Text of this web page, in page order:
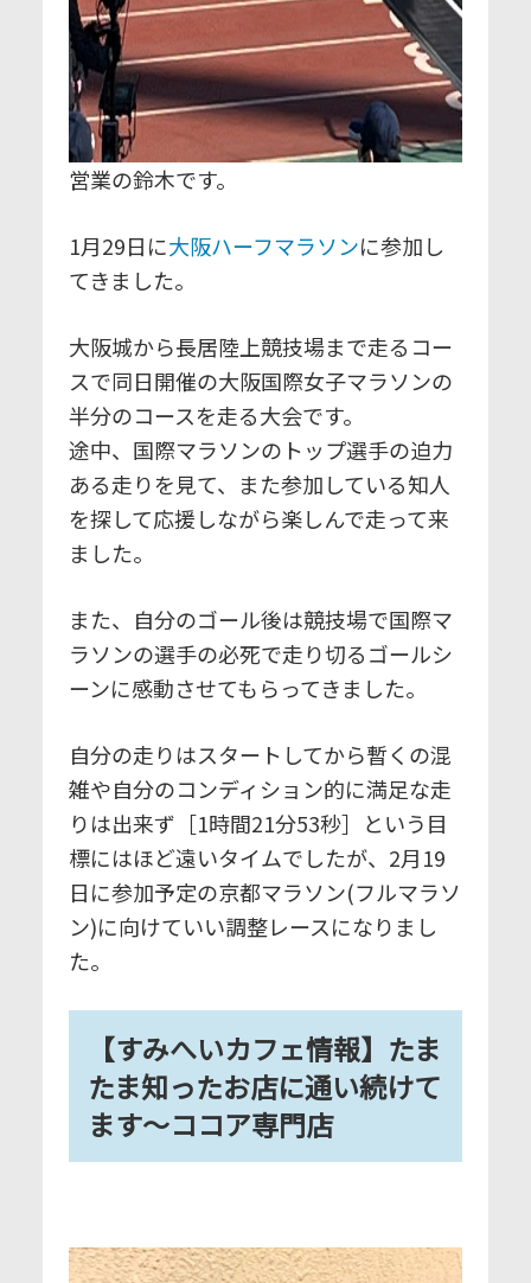
営業の鈴木です。
1月29日に大阪ハーフマラソンに参加し
てきました。
大阪城から長居陸上競技場まで走るコー
スで同日開催の大阪国際女子マラソンの
半分のコースを走る大会です。
途中、国際マラソンのトップ選手の迫力
ある走りを見て、また参加している知人
を探して応援しながら楽しんで走って来
ました。
また、自分のゴール後は競技場で国際マ
ラソンの選手の必死で走り切るゴールシ
ーンに感動させてもらってきました。
自分の走りはスタートしてから暫くの混
雑や自分のコンディション的に満足な走
りは出来ず［1時間21分53秒］という目
標にはほど遠いタイムでしたが、2月19
日に参加予定の京都マラソン(フルマラソ
ン)に向けていい調整レースになりまし
た。
【すみへいカフェ情報】たま
たま知ったお店に通い続けて
ます～ココア専門店